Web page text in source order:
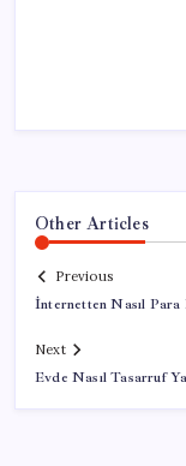
Other Articles
Previous
İnternetten Nasıl Para
Next
Evde Nasıl Tasarruf